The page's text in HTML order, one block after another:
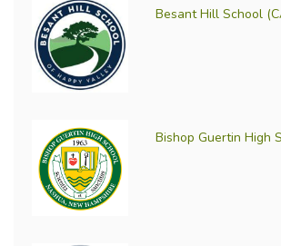
Besant Hill School
Bishop Guertin High